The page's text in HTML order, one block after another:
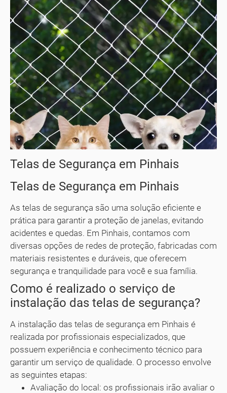
Telas de Segurança em Pinhais
Telas de Segurança em Pinhais
As telas de segurança são uma solução eficiente e
prática para garantir a proteção de janelas, evitando
acidentes e quedas. Em Pinhais, contamos com
diversas opções de redes de proteção, fabricadas com
materiais resistentes e duráveis, que oferecem
segurança e tranquilidade para você e sua família.
Como é realizado o serviço de
instalação das telas de segurança?
A instalação das telas de segurança em Pinhais é
realizada por profissionais especializados, que
possuem experiência e conhecimento técnico para
garantir um serviço de qualidade. O processo envolve
as seguintes etapas:
Avaliação do local: os profissionais irão avaliar o